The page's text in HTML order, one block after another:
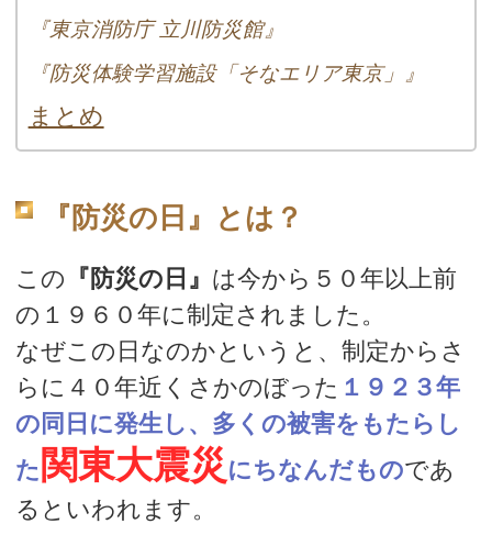
『東京消防庁 立川防災館』
『防災体験学習施設「そなエリア東京」』
まとめ
『防災の日』とは？
この 『防災の日』 は今から５０年以上前
の１９６０年に制定されました。
なぜこの日なのかというと、制定からさ
らに４０年近くさかのぼった １９２３年
の同日に発生し、多くの被害をもたらし
た 関東大震災 にちなんだものであ
るといわれます。